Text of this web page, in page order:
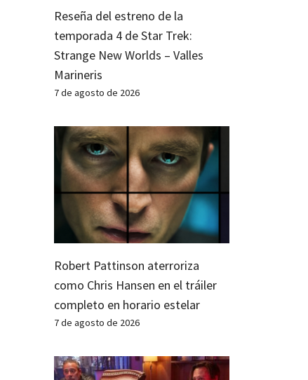
Reseña del estreno de la
temporada 4 de Star Trek:
Strange New Worlds – Valles
Marineris
7 de agosto de 2026
Robert Pattinson aterroriza
como Chris Hansen en el tráiler
completo en horario estelar
7 de agosto de 2026